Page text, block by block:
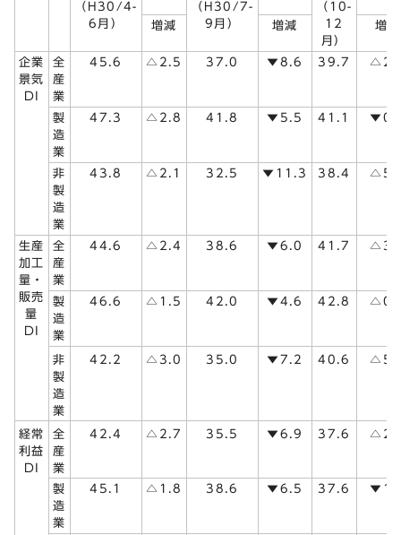
（H30/4-
6月）
（H30/7-
9月）
（10-
12
月）
増減 増減 増減
企業
景気
DI
全
産
業
45.6 △2.5 37.0 ▼8.6 39.7
製
造
業
47.3 △2.8 41.8 ▼5.5 41.1
非
製
造
業
43.8 △2.1 32.5 ▼11.3 38.4
生産
加工
量・
販売
量
DI
全
産
業
44.6 △2.4 38.6 ▼6.0 41.7
製
造
業
46.6 △1.5 42.0 ▼4.6 42.8
非
製
造
業
42.2 △3.0 35.0 ▼7.2 40.6
経常
利益
DI
全
産
業
42.4 △2.7 35.5 ▼6.9 37.6
製
造
業
45.1 △1.8 38.6 ▼6.5 37.6